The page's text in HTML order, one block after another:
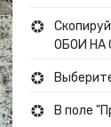
ОБОИ НА
В поле